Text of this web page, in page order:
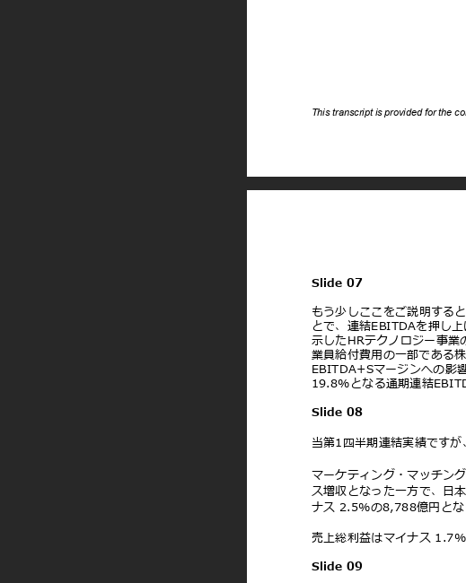
This transcript is provided for the
Slide 07
もう少しここをご説明する
とで、連結EBITDAを押し
⽰したHRテクノロジー事
業員給付費⽤の⼀部である
EBITDA+Sマージンへの影
19.8%となる通期連結
Slide 08
当第1四半期連結実績です
マーケティング・マッチン
ス増収となった⼀⽅で、⽇
ナス 2.5%の8,788億円とな
売上総利益はマイナス
Slide 09